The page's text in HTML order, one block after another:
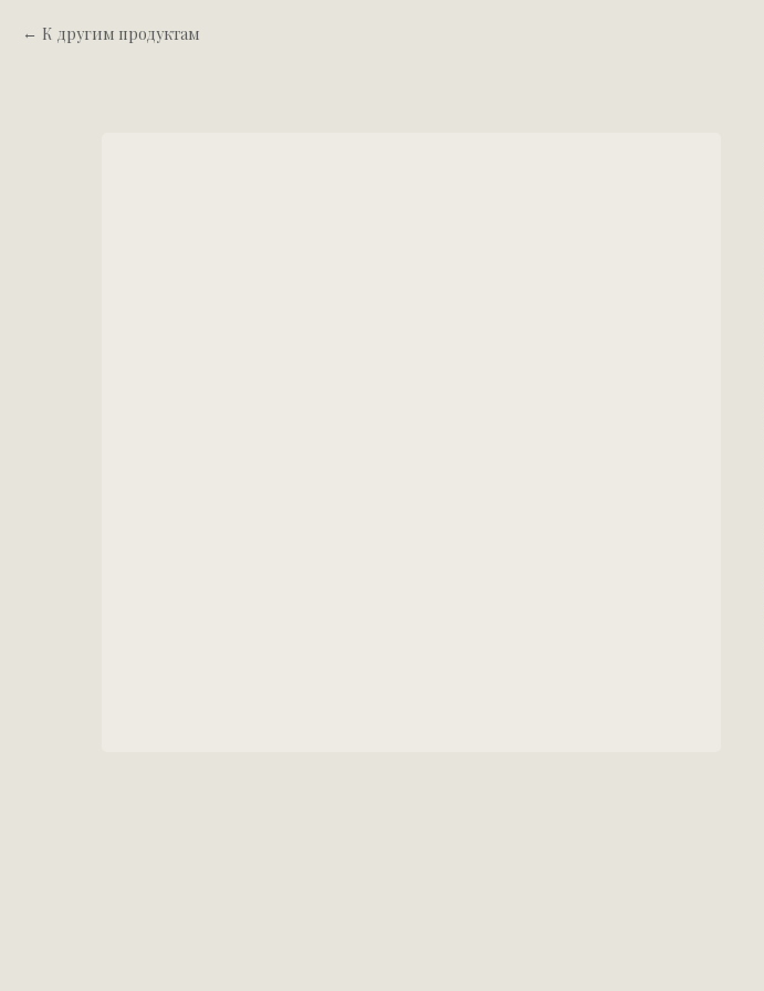
К другим продуктам